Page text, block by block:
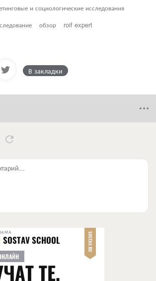
и социологические исследования
обзор
roif expert
В закладки